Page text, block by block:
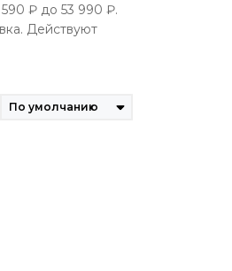
₽ до 53 990 ₽.
Действуют